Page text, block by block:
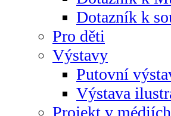
Dotazník k
Pro děti
Výstavy
Putovní
Výstava